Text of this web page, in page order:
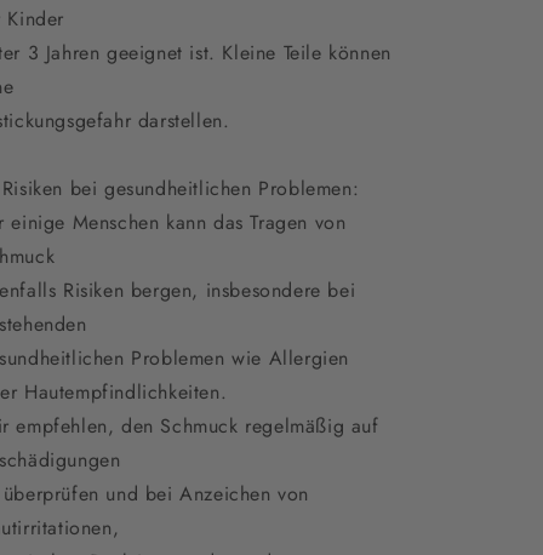
Kinder
3 Jahren geeignet ist. Kleine Teile können
darstellen.
bei gesundheitlichen Problemen:
einige Menschen kann das Tragen von
Risiken bergen, insbesondere bei
Problemen wie Allergien
Hautempfindlichkeiten.
empfehlen, den Schmuck regelmäßig auf
und bei Anzeichen von